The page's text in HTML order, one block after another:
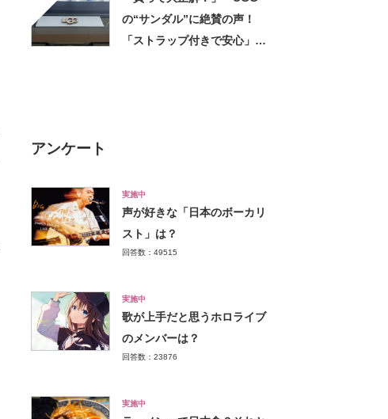
の“サンダル”に絶賛の声！
「ストラップ付きで安心」
アンケート
実施中
声が好きな「日本のボーカリ
スト」は？
回答数：49515
実施中
歌が上手だと思うホロライブ
のメンバーは？
回答数：23876
実施中